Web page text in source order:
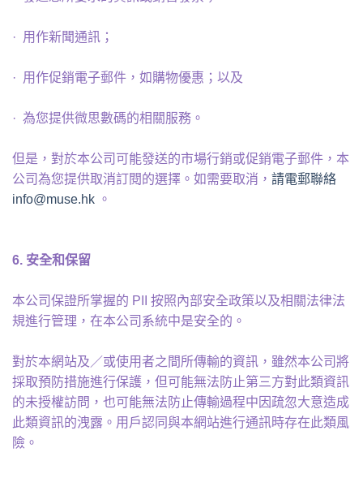
· 用作新聞通訊；
· 用作促銷電子郵件，如購物優惠；以及
· 為您提供微思數碼的相關服務。
但是，對於本公司可能發送的市場行銷或促銷電子郵件，本
公司為您提供取消訂閱的選擇。如需要取消， 請電郵聯絡
info@muse.hk 。
6. 安全和保留
本公司保證所掌握的 PII 按照內部安全政策以及相關法律法
規進行管理，在本公司系統中是安全的。
對於本網站及／或使用者之間所傳輸的資訊，雖然本公司將
採取預防措施進行保護，但可能無法防止第三方對此類資訊
的未授權訪問，也可能無法防止傳輸過程中因疏忽大意造成
此類資訊的洩露。用戶認同與本網站進行通訊時存在此類風
險。